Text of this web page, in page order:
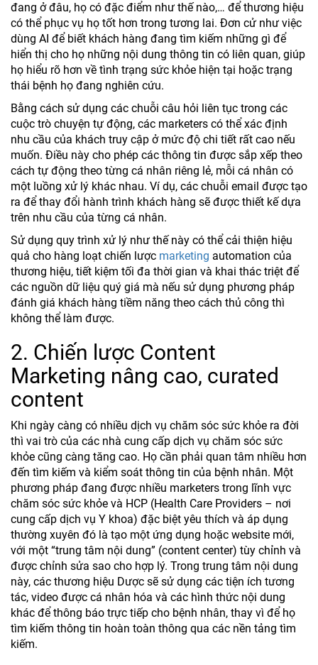
đang ở đâu, họ có đặc điểm như thế nào,… để thương hiệu
có thể phục vụ họ tốt hơn trong tương lai. Đơn cử như việc
dùng AI để biết khách hàng đang tìm kiếm những gì để
hiển thị cho họ những nội dung thông tin có liên quan, giúp
họ hiểu rõ hơn về tình trạng sức khỏe hiện tại hoặc trạng
thái bệnh họ đang nghiên cứu.
Bằng cách sử dụng các chuỗi câu hỏi liên tục trong các
cuộc trò chuyện tự động, các marketers có thể xác định
nhu cầu của khách truy cập ở mức độ chi tiết rất cao nếu
muốn. Điều này cho phép các thông tin được sắp xếp theo
cách tự động theo từng cá nhân riêng lẻ, mỗi cá nhân có
một luồng xử lý khác nhau. Ví dụ, các chuỗi email được tạo
ra để thay đổi hành trình khách hàng sẽ được thiết kế dựa
trên nhu cầu của từng cá nhân.
Sử dụng quy trình xử lý như thế này có thể cải thiện hiệu
quả cho hàng loạt chiến lược marketing automation của
thương hiệu, tiết kiệm tối đa thời gian và khai thác triệt để
các nguồn dữ liệu quý giá mà nếu sử dụng phương pháp
đánh giá khách hàng tiềm năng theo cách thủ công thì
không thể làm được.
2. Chiến lược Content
Marketing nâng cao, curated
content
Khi ngày càng có nhiều dịch vụ chăm sóc sức khỏe ra đời
thì vai trò của các nhà cung cấp dịch vụ chăm sóc sức
khỏe cũng càng tăng cao. Họ cần phải quan tâm nhiều hơn
đến tìm kiếm và kiểm soát thông tin của bệnh nhân. Một
phương pháp đang được nhiều marketers trong lĩnh vực
chăm sóc sức khỏe và HCP (Health Care Providers – nơi
cung cấp dịch vụ Y khoa) đặc biệt yêu thích và áp dụng
thường xuyên đó là tạo một ứng dụng hoặc website mới,
với một “trung tâm nội dung” (content center) tùy chỉnh và
được chỉnh sửa sao cho hợp lý. Trong trung tâm nội dung
này, các thương hiệu Dược sẽ sử dụng các tiện ích tương
tác, video được cá nhân hóa và các hình thức nội dung
khác để thông báo trực tiếp cho bệnh nhân, thay vì để họ
tìm kiếm thông tin hoàn toàn thông qua các nền tảng tìm
kiếm.